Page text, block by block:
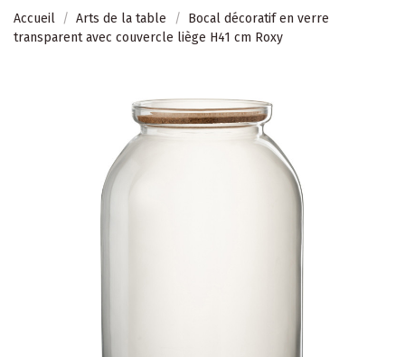
Accueil Arts de la table
Bocal décoratif en verre
transparent avec couvercle liège H41 cm Roxy